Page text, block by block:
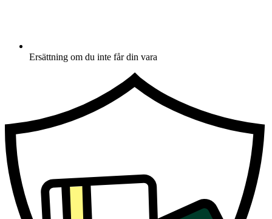
Ersättning om du inte får din vara